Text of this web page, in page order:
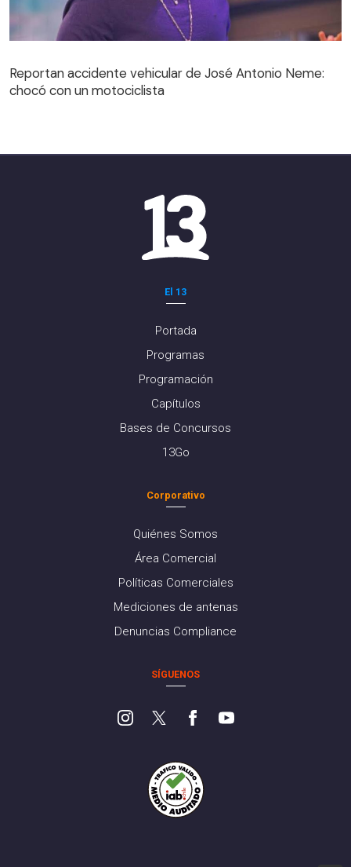
Reportan accidente vehicular de José Antonio Neme:
chocó con un motociclista
El 13
Portada
Programas
Programación
Capítulos
Bases de Concursos
13Go
Corporativo
Quiénes Somos
Área Comercial
Políticas Comerciales
Mediciones de antenas
Denuncias Compliance
SÍGUENOS